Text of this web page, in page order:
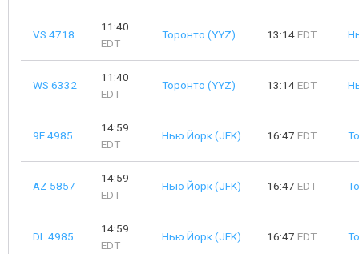
VS 4718
11:40
EDT
Торонто (YYZ) 13:14 EDT
WS 6332
11:40
EDT
Торонто (YYZ) 13:14 EDT
9E 4985
14:59
EDT
Нью Йорк (JFK) 16:47 EDT
AZ 5857
14:59
EDT
Нью Йорк (JFK) 16:47 EDT
DL 4985
14:59
EDT
Нью Йорк (JFK) 16:47 EDT